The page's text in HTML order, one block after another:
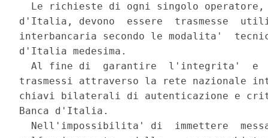
Le richieste di ogni singolo
d'Italia, devono  essere  trasmesse
interbancaria secondo le modalita'
d'Italia medesima.
Al fine di  garantire  l'integrita'  e
trasmessi attraverso la rete nazionale
chiavi bilaterali di autenticazione e
Banca d'Italia.
Nell'impossibilita' di  immettere